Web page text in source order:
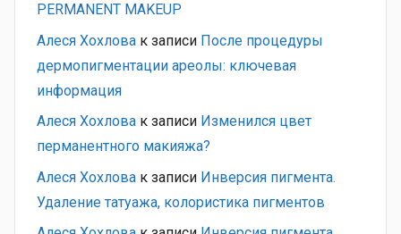
PERMANENT MAKEUP
Алеся Хохлова к записи После процедуры
дермопигментации ареолы: ключевая
информация
Алеся Хохлова к записи Изменился цвет
перманентного макияжа?
Алеся Хохлова к записи Инверсия пигмента.
Удаление татуажа, колористика пигментов